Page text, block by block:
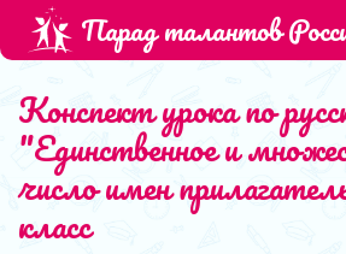
Парад талантов
Конспект урока по
"Единственное и
число имен
класс